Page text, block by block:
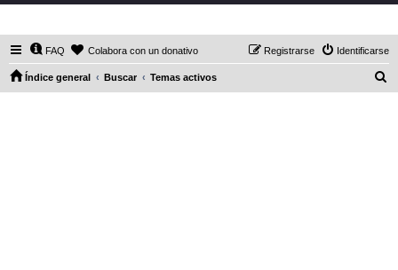
FAQ Colabora con un donativo Identificarse
Registrarse
Índice general Buscar Temas activos